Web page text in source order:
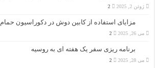
ژوئن 2, 2025 2
مزایای استفاده از کابین دوش در دکوراسیون حمام
می 26, 2025 2
برنامه ریزی سفر یک هفته ای به روسیه
می 28, 2025 2